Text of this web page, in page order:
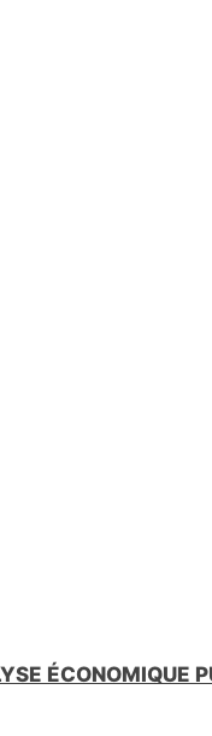
ÉCONOMIQUE